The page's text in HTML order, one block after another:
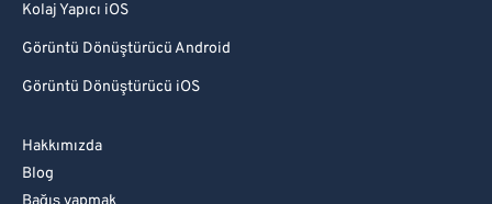
Kolaj Yapıcı iOS
Görüntü Dönüştürücü Android
Görüntü Dönüştürücü iOS
Hakkımızda
Blog